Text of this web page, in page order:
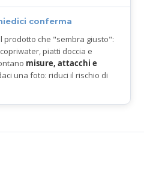
conferma
prodotto che "sembra giusto":
piatti doccia e
misure, attacchi e
una foto: riduci il rischio di